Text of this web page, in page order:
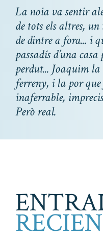
La noia va sentir
de tots els altres,
de dintre a fora... i
passadís d’una
perdut... Joaquim
ferreny, i la por
inaferrable,
Però real.